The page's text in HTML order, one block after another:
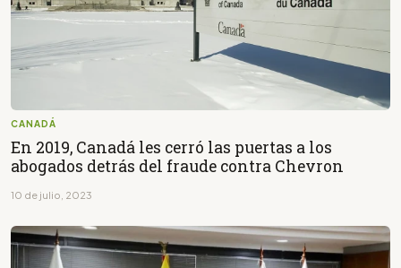
CANADÁ
En 2019, Canadá les cerró las puertas a los
abogados detrás del fraude contra Chevron
10 de julio, 2023